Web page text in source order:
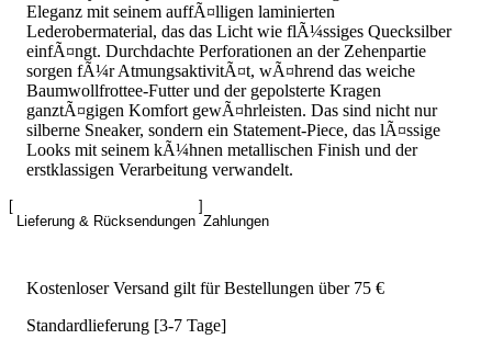
Eleganz mit seinem auffÃ¤lligen laminierten
Lederobermaterial, das das Licht wie flÃ¼ssiges Quecksilber
einfÃ¤ngt. Durchdachte Perforationen an der Zehenpartie
sorgen fÃ¼r AtmungsaktivitÃ¤t, wÃ¤hrend das weiche
Baumwollfrottee-Futter und der gepolsterte Kragen
ganztÃ¤gigen Komfort gewÃ¤hrleisten. Das sind nicht nur
silberne Sneaker, sondern ein Statement-Piece, das lÃ¤ssige
Looks mit seinem kÃ¼hnen metallischen Finish und der
erstklassigen Verarbeitung verwandelt.
Lieferung & Rücksendungen Zahlungen
Kostenloser Versand gilt für Bestellungen über 75 €
Standardlieferung [3-7 Tage]